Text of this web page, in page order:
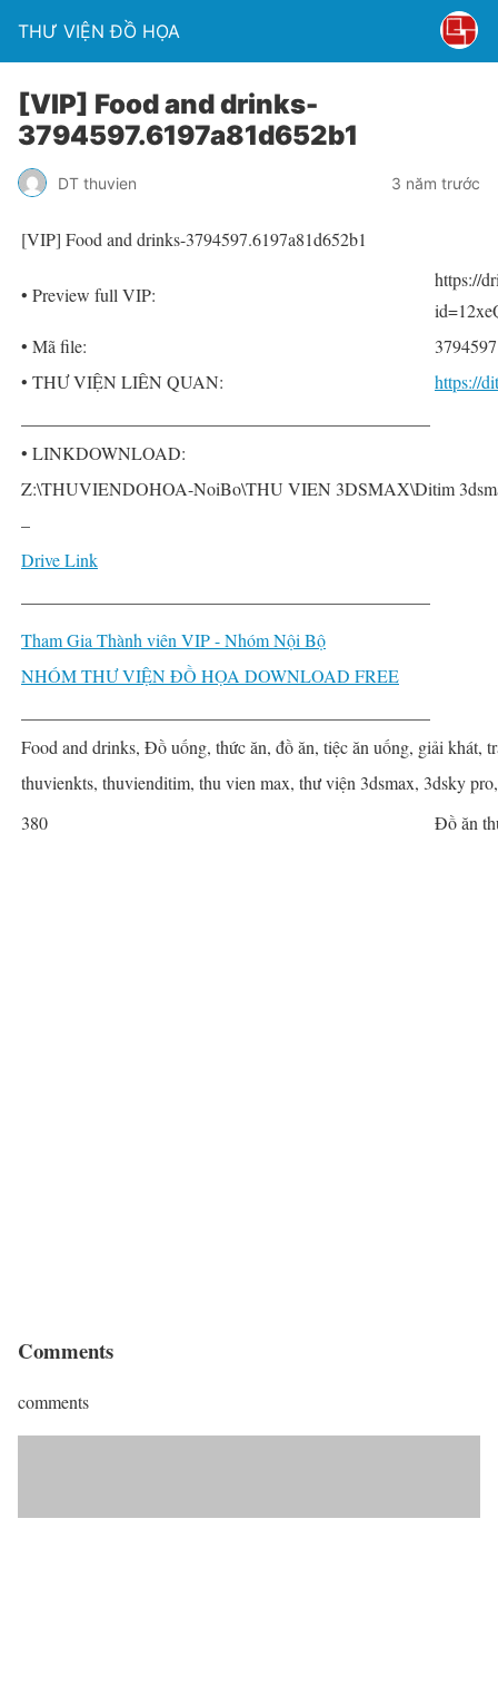
THƯ VIỆN ĐỒ HỌA
[VIP] Food and drinks-
3794597.6197a81d652b1
DT thuvien 3 năm trước
[VIP] Food and drinks-3794597.6197a81d652b1
• Preview full VIP:
https://
• Mã file:
• THƯ VIỆN LIÊN QUAN:
https://
• LINKDOWNLOAD:
Z:\THUVIENDOHOA-NoiBo\THU VIEN 3DSMAX\Ditim
–
Drive Link
Tham Gia Thành viên VIP - Nhóm Nội Bộ
NHÓM THƯ VIỆN ĐỒ HỌA DOWNLOAD FREE
Food and drinks, Đồ uống, thức ăn, đồ ăn, tiệc ăn uống, giải khát,
thuvienkts, thuvienditim, thu vien max, thư viện 3dsmax, 3dsky
380
Đồ ăn
Comments
comments